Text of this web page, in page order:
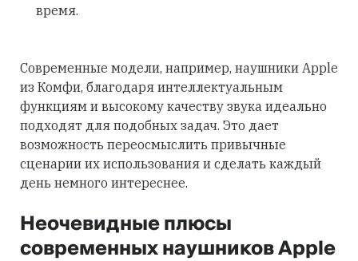
время.
Современные модели, например, наушники Apple
из Комфи, благодаря интеллектуальным
функциям и высокому качеству звука идеально
подходят для подобных задач. Это дает
возможность переосмыслить привычные
сценарии их использования и сделать каждый
день немного интереснее.
Неочевидные плюсы
современных наушников Apple